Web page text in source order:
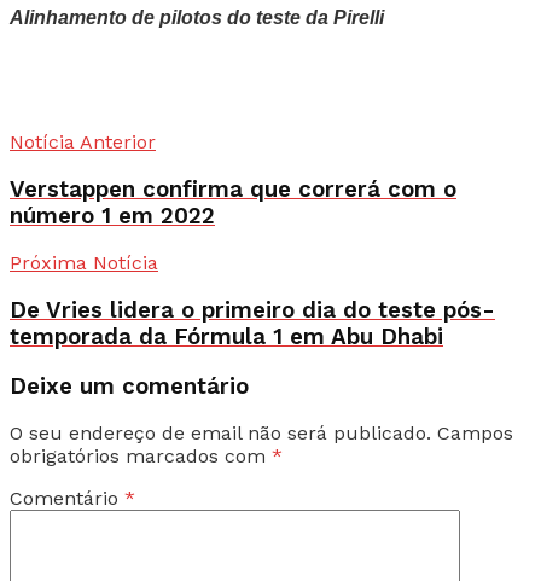
Alinhamento de pilotos do teste da Pirelli
Notícia Anterior
Verstappen confirma que correrá com o
número 1 em 2022
Próxima Notícia
De Vries lidera o primeiro dia do teste pós-
temporada da Fórmula 1 em Abu Dhabi
Deixe um comentário
O seu endereço de email não será publicado. Campos
obrigatórios marcados com *
Comentário *